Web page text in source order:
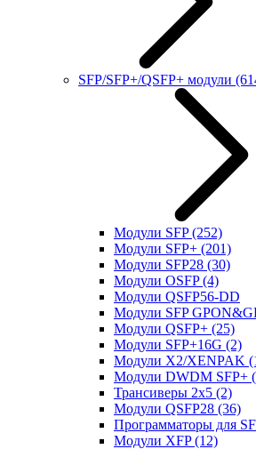
SFP/SFP+/QSFP+ модули
Модули SFP(252)
Модули SFP+ (201)
Модули SFP28 (30)
Модули OSFP(4)
Модули QSFP56-DD
Модули SFP
Модули QSFP+ (25)
Модули SFP+16G (2)
Модули X2/XENPAK
Модули DWDM SFP+
Трансиверы 2x5 (2)
Модули QSFP28 (36)
Программаторы для
Модули XFP(12)